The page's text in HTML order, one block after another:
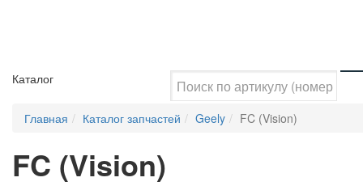
Каталог
Главная Каталог запчастей Geely FC (Vision)
FC (Vision)